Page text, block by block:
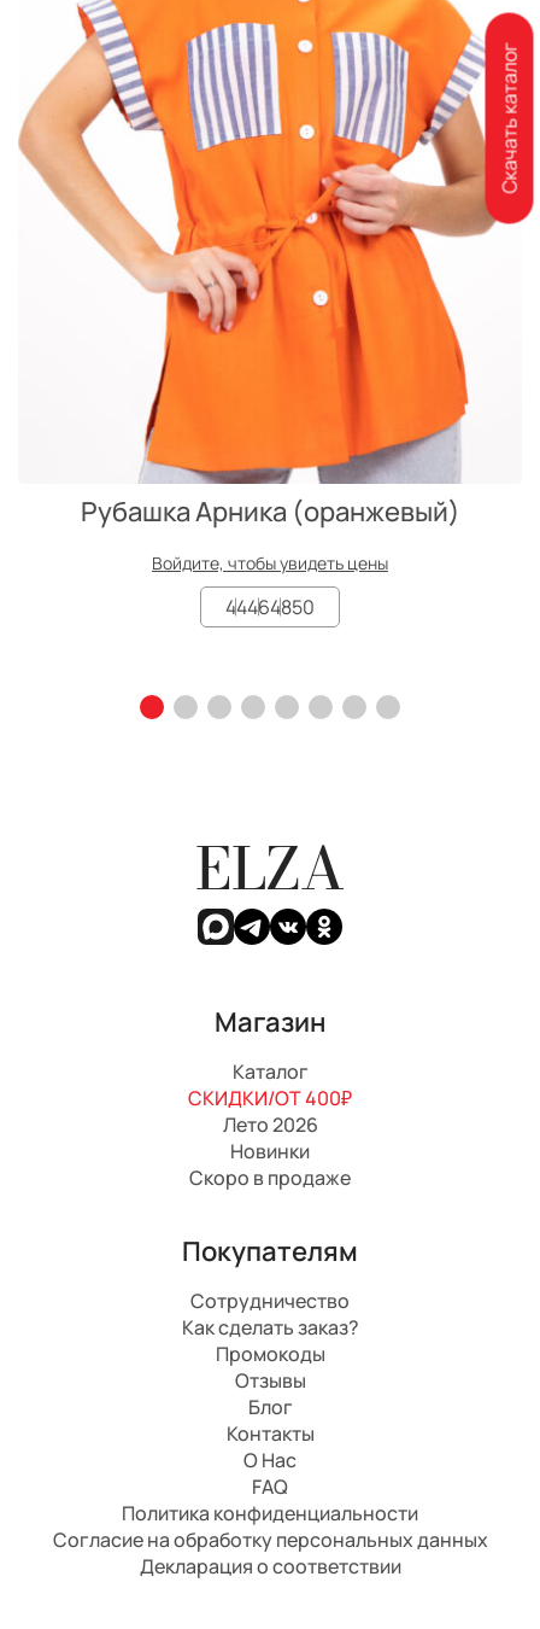
Рубашка Арника (оранжевый)
Войдите, чтобы увидеть цены
44464850
ELZA
Магазин
Каталог
СКИДКИ/ОТ 400₽
Лето 2026
Новинки
Скоро в продаже
Покупателям
Сотрудничество
Как сделать заказ?
Промокоды
Отзывы
Блог
Контакты
О Нас
FAQ
Политика конфиденциальности
Согласие на обработку персональных данных
Декларация о соответствии
Скачать каталог